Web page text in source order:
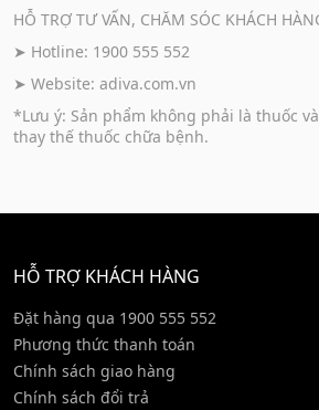
HỖ TRỢ TƯ VẤN, CHĂM SÓC KHÁCH
➤ Hotline: 1900 555 552
➤ Website: adiva.com.vn
*Lưu ý: Sản phẩm không phải là thuốc
thay thế thuốc chữa bệnh.
HỖ TRỢ KHÁCH HÀNG
Đặt hàng qua 1900 555 552
Phương thức thanh toán
Chính sách giao hàng
Chính sách đổi trả